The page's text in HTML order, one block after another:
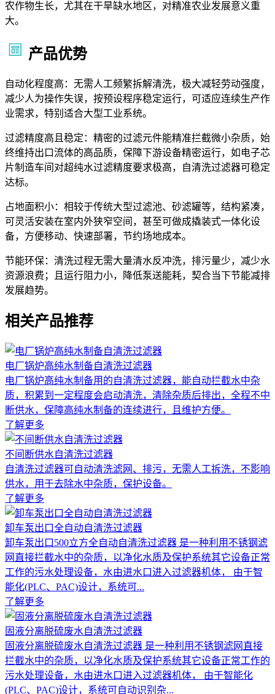
农作物生长，尤其在干旱缺水地区，对精准农业发展意义重
大。
产品优势
自动化程度高：无需人工频繁拆解清洗，极大减轻劳动强度，
减少人为操作失误，按预设程序稳定运行，可适应连续生产作
业需求，特别适合大型工业系统。
过滤精度高且稳定：精密的过滤元件能精准拦截微小杂质，始
终维持出口流体的高品质，保障下游设备精密运行，如电子芯
片制造车间对超纯水过滤精度要求极高，自清洗过滤器可稳定
达标。
占地面积小：相较于传统大型过滤池、砂滤罐等，结构紧凑，
可灵活安装在室内外狭窄空间，甚至可做成撬装式一体化设
备，方便移动、快速部署，节约场地成本。
节能环保：清洗过程无需大量清水反冲洗，排污量少，减少水
资源浪费；且运行阻力小，降低泵送能耗，契合当下节能减排
发展趋势。
相关产品推荐
电厂锅炉高纯水制备自清洗过滤器
电厂锅炉高纯水制备用的自清洗过滤器，能自动拦截水中杂
质，积累到一定程度会启动清洗，清除杂质后排出，全程不中
断供水，保障高纯水制备的连续进行，且维护方便。
了解更多
不间断供水自清洗过滤器
自清洗过滤器可自动清洗滤网、排污，无需人工拆洗，不影响
供水，用于去除水中杂质，保护设备。
了解更多
卸车泵出口全自动自清洗过滤器
卸车泵出口500立方全自动自清洗过滤器 是一种利用不锈钢滤
网直接拦截水中的杂质，以净化水质及保护系统其它设备正常
工作的污水处理设备，水由进水口进入过滤器机体， 由于智
能化(PLC、PAC)设计，系统可...
了解更多
固液分离脱硫废水自清洗过滤器
固液分离脱硫废水自清洗过滤器 是一种利用不锈钢滤网直接
拦截水中的杂质，以净化水质及保护系统其它设备正常工作的
污水处理设备，水由进水口进入过滤器机体， 由于智能化
(PLC、PAC)设计，系统可自动识别杂...